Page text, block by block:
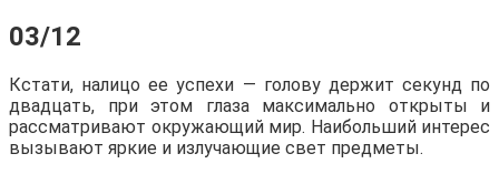
03/12
Кстати, налицо ее успехи — голову держит секунд по
двадцать, при этом глаза максимально открыты и
рассматривают окружающий мир. Наибольший интерес
вызывают яркие и излучающие свет предметы.